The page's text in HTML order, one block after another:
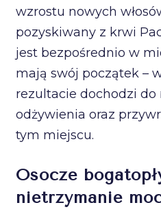
wzrostu nowych
pozyskiwany z krwi
jest bezpośrednio w
mają swój początek –
rezultacie dochodzi
odżywienia oraz
tym miejscu.
Osocze
nietrzymanie